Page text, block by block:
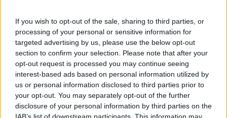
If you wish to opt-out of the sale, sharing to third parties, or
processing of your personal or sensitive information for
targeted advertising by us, please use the below opt-out
section to confirm your selection. Please note that after your
opt-out request is processed you may continue seeing
interest-based ads based on personal information utilized by
us or personal information disclosed to third parties prior to
your opt-out. You may separately opt-out of the further
disclosure of your personal information by third parties on the
IAB’s list of downstream participants. This information may
Conclusion
La relation entre le cholestérol et la margarine est
complexe et les effets à long terme de la margarine
sur la santé cardiovasculaire ne sont pas totalement
élucidés. Il est essentiel de prendre en compte l’âge et
les conditions individuelles dans la gestion du